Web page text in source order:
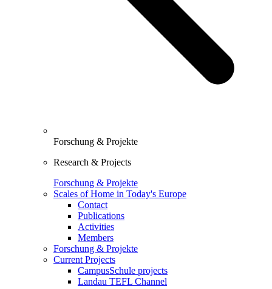
Forschung & Projekte
Research & Projects
Forschung & Projekte
Scales of Home in Today's Europe
Contact
Publications
Activities
Members
Forschung & Projekte
Current Projects
CampusSchule projects
Landau TEFL Channel